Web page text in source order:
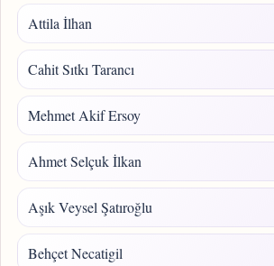
Attila İlhan
Cahit Sıtkı Tarancı
Mehmet Akif Ersoy
Ahmet Selçuk İlkan
Aşık Veysel Şatıroğlu
Behçet Necatigil